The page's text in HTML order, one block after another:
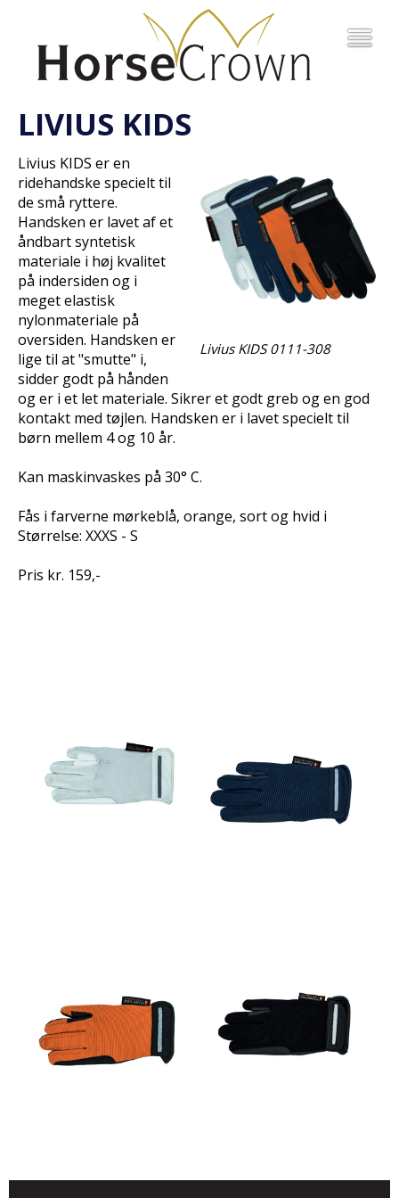
LIVIUS KIDS
Livius KIDS 0111-308
Livius KIDS er en
ridehandske specielt til
de små ryttere.
Handsken er lavet af et
åndbart syntetisk
materiale i høj kvalitet
på indersiden og i
meget elastisk
nylonmateriale på
oversiden. Handsken er
lige til at "smutte" i,
sidder godt på hånden
og er i et let materiale. Sikrer et godt greb og en god
kontakt med tøjlen. Handsken er i lavet specielt til
børn mellem 4 og 10 år.
Kan maskinvaskes på 30° C.
Fås i farverne mørkeblå, orange, sort og hvid i
Størrelse: XXXS - S
Pris kr. 159,-